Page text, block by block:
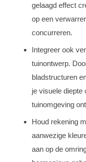
gelaagd effect
op een
concurreren.
Integreer ook
tuinontwerp.
bladstructuren
je visuele diepte
tuinomgeving
Houd rekening
aanwezige
aan op de